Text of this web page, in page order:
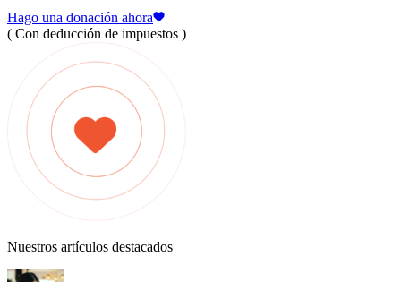
Hago una donación ahora
( Con deducción de impuestos )
Nuestros artículos destacados